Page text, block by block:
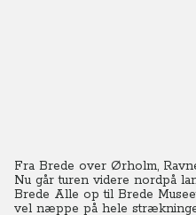
Fra Brede over Ørholm,
Nu går turen videre nordpå
Brede Alle op til Brede
vel næppe på hele